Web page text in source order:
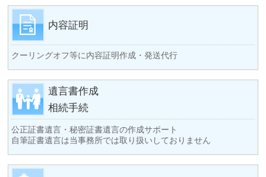
内容証明
クーリングオフ等に内容証明作成・発送代行
遺言書作成
相続手続
公正証書遺言・秘密証書遺言の作成サポート
自筆証書遺言は当事務所では取り扱いしておりません